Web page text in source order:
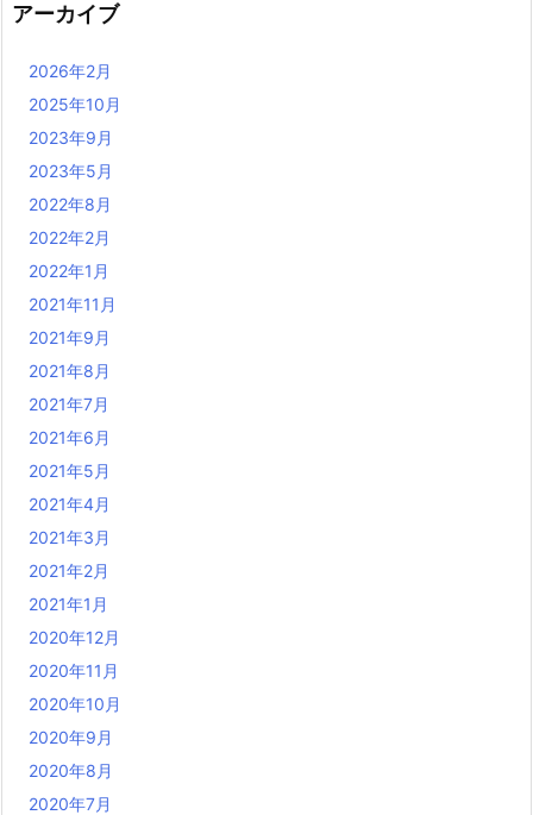
アーカイブ
2026年2月
2025年10月
2023年9月
2023年5月
2022年8月
2022年2月
2022年1月
2021年11月
2021年9月
2021年8月
2021年7月
2021年6月
2021年5月
2021年4月
2021年3月
2021年2月
2021年1月
2020年12月
2020年11月
2020年10月
2020年9月
2020年8月
2020年7月